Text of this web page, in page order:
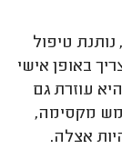
טיפול
באופן אישי
עוזרת גם
מקסימה,
אצלה.